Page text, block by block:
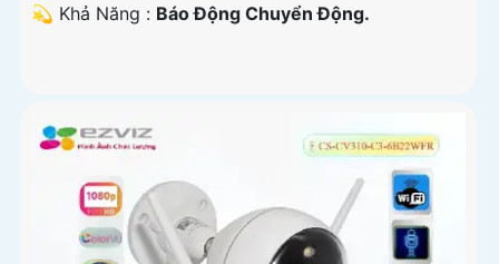
️💫 Khả Năng : Báo Động Chuyển Động.